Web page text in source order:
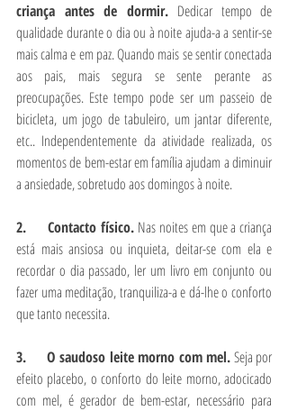
criança antes de dormir. Dedicar tempo de
qualidade durante o dia ou à noite ajuda-a a sentir-se
mais calma e em paz. Quando mais se sentir conectada
aos pais, mais segura se sente perante as
preocupações. Este tempo pode ser um passeio de
bicicleta, um jogo de tabuleiro, um jantar diferente,
etc.. Independentemente da atividade realizada, os
momentos de bem-estar em família ajudam a diminuir
a ansiedade, sobretudo aos domingos à noite.
2.     Contacto físico. Nas noites em que a criança
está mais ansiosa ou inquieta, deitar-se com ela e
recordar o dia passado, ler um livro em conjunto ou
fazer uma meditação, tranquiliza-a e dá-lhe o conforto
que tanto necessita.
3.     O saudoso leite morno com mel. Seja por
efeito placebo, o conforto do leite morno, adocicado
com mel, é gerador de bem-estar, necessário para